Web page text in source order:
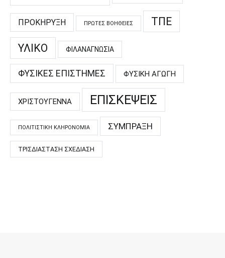
ΠΡΟΚΉΡΥΞΗ ΠΡΏΤΕΣ ΒΟΉΘΕΙΕΣ ΤΠΕ
ΥΛΙΚΌ ΦΙΛΑΝΑΓΝΩΣΊΑ
ΦΥΣΙΚΈΣ ΕΠΙΣΤΉΜΕΣ ΦΥΣΙΚΉ ΑΓΩΓΉ
ΧΡΙΣΤΟΎΓΕΝΝΑ ΕΠΙΣΚΈΨΕΙΣ
ΠΟΛΙΤΙΣΤΙΚΉ ΚΛΗΡΟΝΟΜΙΆ ΣΎΜΠΡΑΞΗ
ΤΡΙΣΔΙΆΣΤΑΣΗ ΣΧΕΔΊΑΣΗ